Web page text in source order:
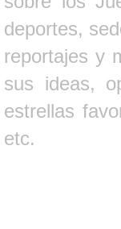
deportes,
reportajes y
sus ideas,
estrellas
etc.